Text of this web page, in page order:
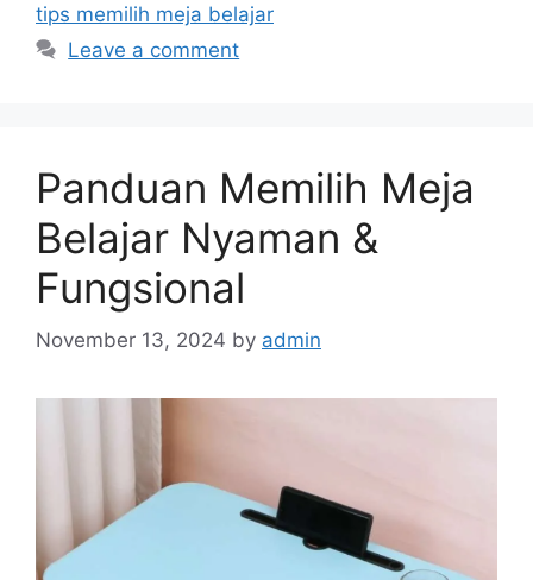
tips memilih meja belajar
Leave a comment
Panduan Memilih Meja
Belajar Nyaman &
Fungsional
November 13, 2024 by admin